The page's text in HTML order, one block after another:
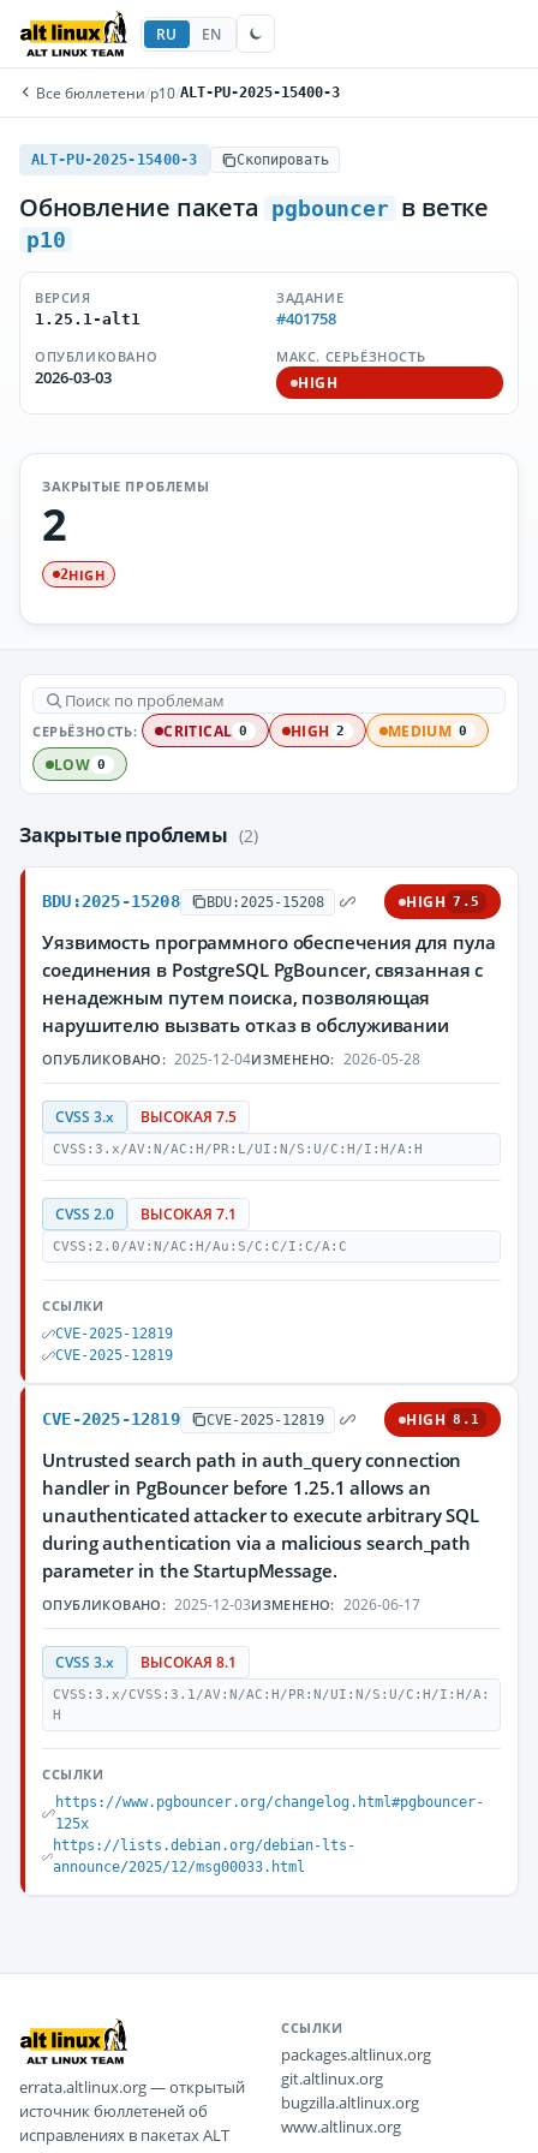
RU EN
Все бюллетени/p10/ALT-PU-2025-15400-3
ALT-PU-2025-15400-3 Скопировать
Обновление пакета pgbouncer в ветке
p10
ВЕРСИЯ
1.25.1-alt1
ЗАДАНИЕ
#401758
ОПУБЛИКОВАНО
2026-03-03
МАКС. СЕРЬЁЗНОСТЬ
HIGH
ЗАКРЫТЫЕ ПРОБЛЕМЫ
2
2HIGH
СЕРЬЁЗНОСТЬ: CRITICAL 0 HIGH 2 MEDIUM 0
LOW 0
Закрытые проблемы (2)
BDU:2025-15208 BDU:2025-15208 HIGH 7.5
Уязвимость программного обеспечения для пула
соединения в PostgreSQL PgBouncer, связанная с
ненадежным путем поиска, позволяющая
нарушителю вызвать отказ в обслуживании
ОПУБЛИКОВАНО: 2025-12-04ИЗМЕНЕНО: 2026-05-28
CVSS 3.x ВЫСОКАЯ 7.5
CVSS:3.x/AV:N/AC:H/PR:L/UI:N/S:U/C:H/I:H/A:H
CVSS 2.0 ВЫСОКАЯ 7.1
CVSS:2.0/AV:N/AC:H/Au:S/C:C/I:C/A:C
ССЫЛКИ
CVE-2025-12819
CVE-2025-12819
CVE-2025-12819 CVE-2025-12819 HIGH 8.1
Untrusted search path in auth_query connection
handler in PgBouncer before 1.25.1 allows an
unauthenticated attacker to execute arbitrary SQL
during authentication via a malicious search_path
parameter in the StartupMessage.
ОПУБЛИКОВАНО: 2025-12-03ИЗМЕНЕНО: 2026-06-17
CVSS 3.x ВЫСОКАЯ 8.1
CVSS:3.x/CVSS:3.1/AV:N/AC:H/PR:N/UI:N/S:U/C:H/I:H/A:
H
ССЫЛКИ
https://www.pgbouncer.org/changelog.html#pgbouncer-
125x
https://lists.debian.org/debian-lts-
announce/2025/12/msg00033.html
errata.altlinux.org — открытый
источник бюллетеней об
исправлениях в пакетах ALT
ССЫЛКИ
packages.altlinux.org
git.altlinux.org
bugzilla.altlinux.org
www.altlinux.org